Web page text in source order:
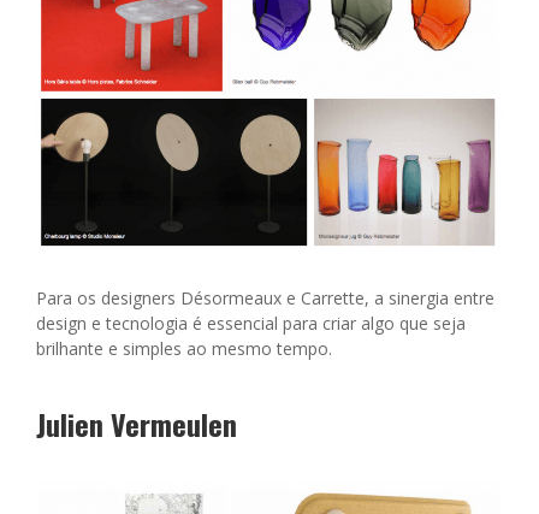
Para os designers Désormeaux e Carrette, a sinergia entre
design e tecnologia é essencial para criar algo que seja
brilhante e simples ao mesmo tempo.
Julien Vermeulen